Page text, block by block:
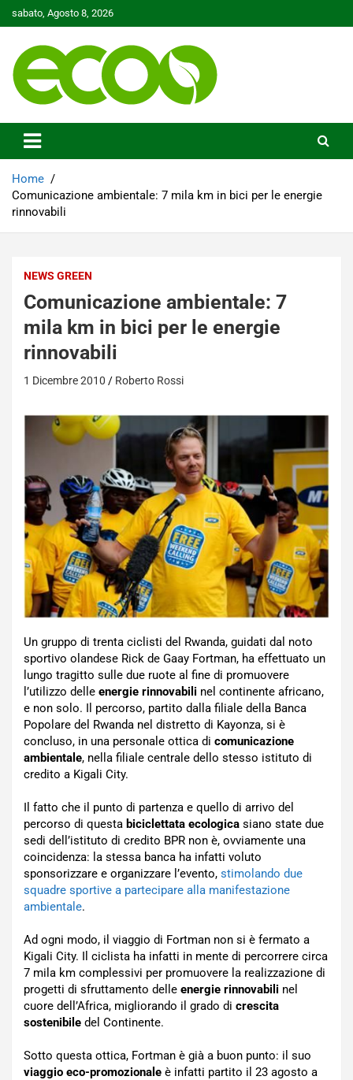
to
sabato, Agosto 8, 2026
Ecoo.it
Home
Comunicazione ambientale: 7 mila km in bici per le energie
rinnovabili
NEWS GREEN
Comunicazione ambientale: 7
mila km in bici per le energie
rinnovabili
1 Dicembre 2010 Roberto Rossi
Un gruppo di trenta ciclisti del Rwanda, guidati dal noto
sportivo olandese Rick de Gaay Fortman, ha effettuato un
lungo tragitto sulle due ruote al fine di promuovere
l’utilizzo delle energie rinnovabili nel continente africano,
e non solo. Il percorso, partito dalla filiale della Banca
Popolare del Rwanda nel distretto di Kayonza, si è
concluso, in una personale ottica di comunicazione
ambientale, nella filiale centrale dello stesso istituto di
credito a Kigali City.
Il fatto che il punto di partenza e quello di arrivo del
percorso di questa biciclettata ecologica siano state due
sedi dell’istituto di credito BPR non è, ovviamente una
coincidenza: la stessa banca ha infatti voluto
sponsorizzare e organizzare l’evento, stimolando due
squadre sportive a partecipare alla manifestazione
ambientale.
Ad ogni modo, il viaggio di Fortman non si è fermato a
Kigali City. Il ciclista ha infatti in mente di percorrere circa
7 mila km complessivi per promuovere la realizzazione di
progetti di sfruttamento delle energie rinnovabili nel
cuore dell’Africa, migliorando il grado di crescita
sostenibile del Continente.
Sotto questa ottica, Fortman è già a buon punto: il suo
viaggio eco-promozionale è infatti partito il 23 agosto a